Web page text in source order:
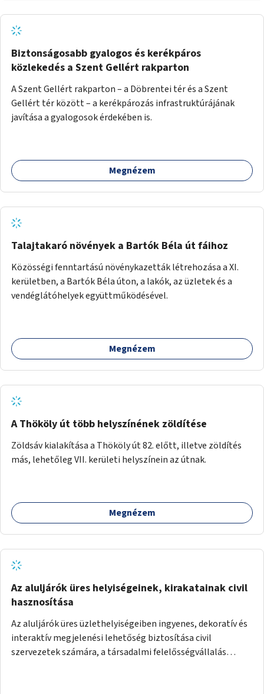
Biztonságosabb gyalogos és kerékpáros
közlekedés a Szent Gellért rakparton
A Szent Gellért rakparton – a Döbrentei tér és a Szent
Gellért tér között – a kerékpározás infrastruktúrájának
javítása a gyalogosok érdekében is.
Megnézem
Talajtakaró növények a Bartók Béla út fáihoz
Közösségi fenntartású növénykazetták létrehozása a XI.
kerületben, a Bartók Béla úton, a lakók, az üzletek és a
vendéglátóhelyek együttműködésével.
Megnézem
A Thököly út több helyszínének zöldítése
Zöldsáv kialakítása a Thököly út 82. előtt, illetve zöldítés
más, lehetőleg VII. kerületi helyszínein az útnak.
Megnézem
Az aluljárók üres helyiségeinek, kirakatainak civil
hasznosítása
Az aluljárók üres üzlethelyiségeiben ingyenes, dekoratív és
interaktív megjelenési lehetőség biztosítása civil
szervezetek számára, a társadalmi felelősségvállalás